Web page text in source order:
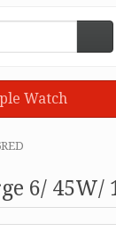
Watch
6/ 45W/